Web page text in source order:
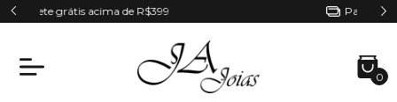
Parcele em até 6x sem juros
0